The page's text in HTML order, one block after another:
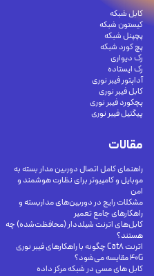
کابل شبکه
کیستون شبکه
پچپنل شبکه
پچ کورد شبکه
رک دیواری
رک ایستاده
آداپتور فیبر نوری
کابل فیبر نوری
پچکورد فیبر نوری
پیگتیل فیبر نوری
مقالات
راهنمای کامل اتصال دوربین مدار بسته به
موبایل و کامپیوتر برای نظارت هوشمند و
امن
مشکلات رایج در دوربین‌های مداربسته و
راهکارهای جامع تعمیر
کابل‌های اترنت شیلددار (محافظت‌شده) چه
هستند؟
اترنت Cat8 چگونه با راهکارهای فیبر نوری
40G مقایسه می‌شود؟
کابل های مسی در شبکه مرکز داده